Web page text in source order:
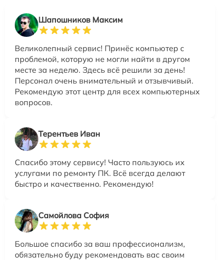
Шапошников Максим
Великолепный сервис! Принёс компьютер с
проблемой, которую не могли найти в другом
месте за неделю. Здесь всё решили за день!
Персонал очень внимательный и отзывчивый.
Рекомендую этот центр для всех компьютерных
вопросов.
Терентьев Иван
Спасибо этому сервису! Часто пользуюсь их
услугами по ремонту ПК. Всё всегда делают
быстро и качественно. Рекомендую!
Самойлова София
Большое спасибо за ваш профессионализм,
обязательно буду рекомендовать вас своим